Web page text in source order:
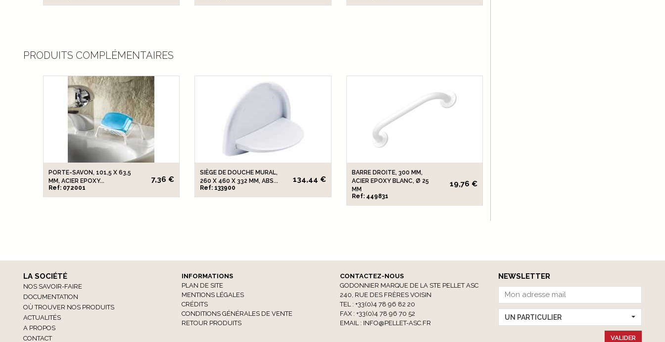
PRODUITS COMPLÉMENTAIRES
PORTE-SAVON, 101,5 X 63,5
MM, ACIER EPOXY...
Ref: 072001
7,36 €
SIÈGE DE DOUCHE MURAL,
260 X 460 X 332 MM, ABS...
Ref: 133900
134,44 €
BARRE DROITE, 300 MM,
ACIER EPOXY BLANC, Ø 25
MM
Ref: 449831
19,76 €
LA SOCIÉTÉ
NOS SAVOIR-FAIRE
DOCUMENTATION
OÙ TROUVER NOS PRODUITS
ACTUALITÉS
A PROPOS
CONTACT
INFORMATIONS
PLAN DE SITE
MENTIONS LÉGALES
CRÉDITS
CONDITIONS GÉNÉRALES DE VENTE
RETOUR PRODUITS
CONTACTEZ-NOUS
GODONNIER MARQUE DE LA STE PELLET ASC
240, RUE DES FRÈRES VOISIN
TEL : +33(0)4 78 96 82 20
FAX : +33(0)4 78 96 70 52
EMAIL : INFO@PELLET-ASC.FR
NEWSLETTER
UN PARTICULIER